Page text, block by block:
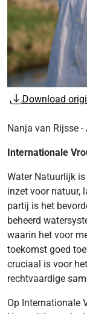
Download
Nanja van Rijsse
Internationale
Water Natuurlijk
inzet voor natuur,
partij is het
beheerd
waarin het voor
toekomst goed
cruciaal is voor
rechtvaardige
Op Internationale